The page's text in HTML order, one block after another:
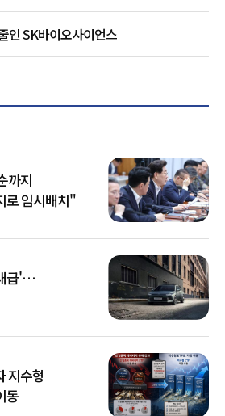
인 SK바이오사이언스
까지
로 임시배치"
급'…
지수형
동